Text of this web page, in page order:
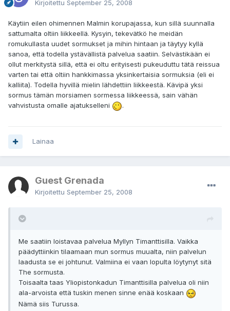
Kirjoitettu September 25, 2008
Käytiin eilen ohimennen Malmin korupajassa, kun sillä suunnalla
sattumalta oltiin liikkeellä. Kysyin, tekevätkö he meidän
romukullasta uudet sormukset ja mihin hintaan ja täytyy kyllä
sanoa, että todella ystävällistä palvelua saatiin. Selvästikään ei
ollut merkitystä sillä, että ei oltu erityisesti pukeuduttu tätä reissua
varten tai että oltiin hankkimassa yksinkertaisia sormuksia (eli ei
kalliita). Todella hyvillä mielin lähdettiin liikkeestä. Kävipä yksi
sormus tämän morsiamen sormessa liikkeessä, sain vähän
vahvistusta omalle ajatukselleni
.
Lainaa
Guest Grenada
Kirjoitettu September 25, 2008
Me saatiin loistavaa palvelua Myllyn Timanttisilla. Vaikka
päädyttiinkin tilaamaan mun sormus muualta, niin palvelun
laadusta se ei johtunut. Valmiina ei vaan lopulta löytynyt sitä
The sormusta.
Toisaalta taas Yliopistonkadun Timanttisilla palvelua oli niin
ala-arvoista että tuskin menen sinne enää koskaan
Nämä siis Turussa.